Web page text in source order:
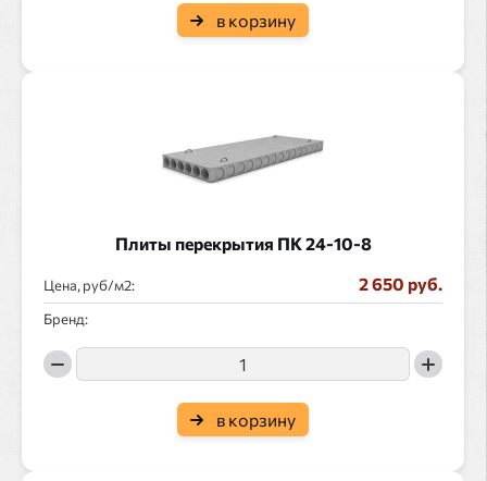
в корзину
Плиты перекрытия ПК 24-10-8
Цена, руб/ : 2 650 руб.
Бренд:
в корзину